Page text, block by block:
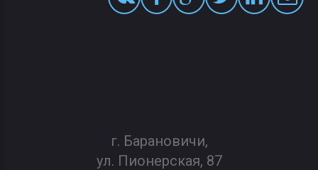
г. Барановичи,
ул. Пионерская, 87